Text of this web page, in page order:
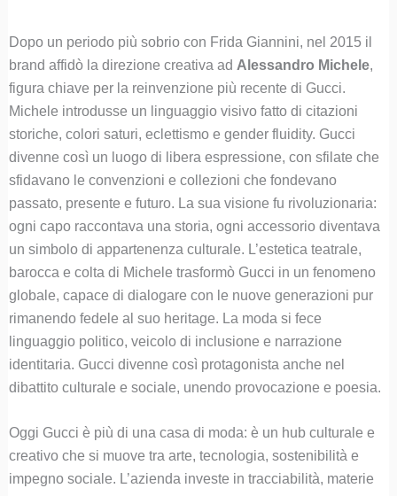
Dopo un periodo più sobrio con Frida Giannini, nel 2015 il
brand affidò la direzione creativa ad Alessandro Michele,
figura chiave per la reinvenzione più recente di Gucci.
Michele introdusse un linguaggio visivo fatto di citazioni
storiche, colori saturi, eclettismo e gender fluidity. Gucci
divenne così un luogo di libera espressione, con sfilate che
sfidavano le convenzioni e collezioni che fondevano
passato, presente e futuro. La sua visione fu rivoluzionaria:
ogni capo raccontava una storia, ogni accessorio diventava
un simbolo di appartenenza culturale. L’estetica teatrale,
barocca e colta di Michele trasformò Gucci in un fenomeno
globale, capace di dialogare con le nuove generazioni pur
rimanendo fedele al suo heritage. La moda si fece
linguaggio politico, veicolo di inclusione e narrazione
identitaria. Gucci divenne così protagonista anche nel
dibattito culturale e sociale, unendo provocazione e poesia.
Oggi Gucci è più di una casa di moda: è un hub culturale e
creativo che si muove tra arte, tecnologia, sostenibilità e
impegno sociale. L’azienda investe in tracciabilità, materie